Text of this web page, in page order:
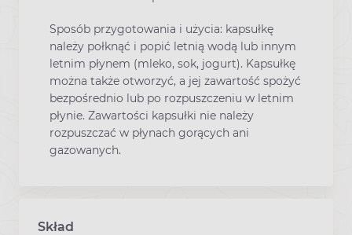
Sposób przygotowania i użycia: kapsułkę
należy połknąć i popić letnią wodą lub innym
letnim płynem (mleko, sok, jogurt). Kapsułkę
można także otworzyć, a jej zawartość spożyć
bezpośrednio lub po rozpuszczeniu w letnim
płynie. Zawartości kapsułki nie należy
rozpuszczać w płynach gorących ani
gazowanych.
Skład